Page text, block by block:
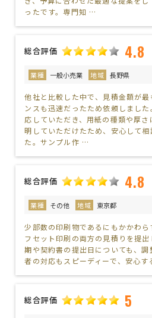
ったです。専門知 …
総合評価 4.8
業種 一般小売業 地域 長野県
他社と比較した中で、見積金額が
ンスも迅速だったため依頼しまし
応していただき、用紙の種類や厚
明していただけたため、安心して
た。サンプル作 …
総合評価 4.8
業種 その他 地域 東京都
少部数の印刷物であるにもかかわ
フセット印刷の両方の見積りを提
期や契約書の提出日についても、
者の対応もスピーディーで、安心す
総合評価 5